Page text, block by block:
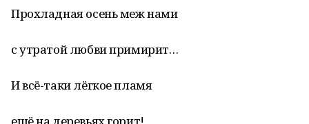
Прохладная осень меж нами
с утратой любви примирит…
И всё-таки лёгкое пламя